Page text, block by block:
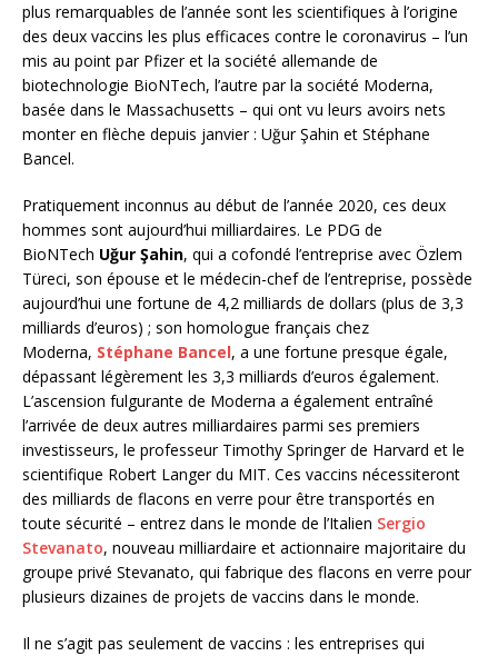
plus remarquables de l’année sont les scientifiques à l’origine
des deux vaccins les plus efficaces contre le coronavirus – l’un
mis au point par Pfizer et la société allemande de
biotechnologie BioNTech, l’autre par la société Moderna,
basée dans le Massachusetts – qui ont vu leurs avoirs nets
monter en flèche depuis janvier : Uğur Şahin et Stéphane
Bancel.
Pratiquement inconnus au début de l’année 2020, ces deux
hommes sont aujourd’hui milliardaires. Le PDG de
BioNTech Uğur Şahin, qui a cofondé l’entreprise avec Özlem
Türeci, son épouse et le médecin-chef de l’entreprise, possède
aujourd’hui une fortune de 4,2 milliards de dollars (plus de 3,3
milliards d’euros) ; son homologue français chez
Moderna, Stéphane Bancel, a une fortune presque égale,
dépassant légèrement les 3,3 milliards d’euros également.
L’ascension fulgurante de Moderna a également entraîné
l’arrivée de deux autres milliardaires parmi ses premiers
investisseurs, le professeur Timothy Springer de Harvard et le
scientifique Robert Langer du MIT. Ces vaccins nécessiteront
des milliards de flacons en verre pour être transportés en
toute sécurité – entrez dans le monde de l’Italien Sergio
Stevanato, nouveau milliardaire et actionnaire majoritaire du
groupe privé Stevanato, qui fabrique des flacons en verre pour
plusieurs dizaines de projets de vaccins dans le monde.
Il ne s’agit pas seulement de vaccins : les entreprises qui